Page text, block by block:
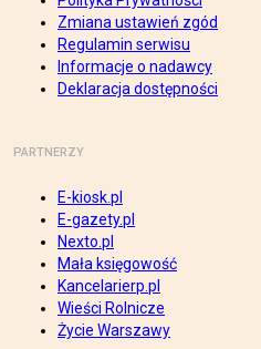
Zmiana ustawień zgód
Regulamin serwisu
Informacje o nadawcy
Deklaracja dostępności
PARTNERZY
E-kiosk.pl
E-gazety.pl
Nexto.pl
Mała księgowość
Kancelarierp.pl
Wieści Rolnicze
Życie Warszawy